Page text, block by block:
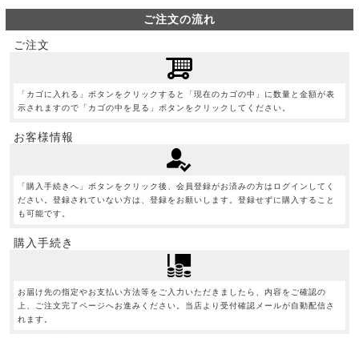
ご注文の流れ
ご注文
「カゴに入れる」ボタンをクリックすると「現在のカゴの中」に数量と金額が表
示されますので「カゴの中を見る」ボタンをクリックしてください。
お客様情報
「購入手続きへ」ボタンをクリック後、会員登録がお済みの方はログインしてく
ださい。登録されていない方は、登録をお願いします。登録せずに購入すること
も可能です。
購入手続き
お届け先の指定やお支払い方法等をご入力いただきましたら、内容をご確認の
上、ご注文完了ページへお進みください。当店より受付確認メールが自動配信さ
れます。